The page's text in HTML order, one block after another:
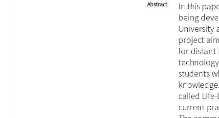
Abstract
In this
being
University
project
for distant
students
called
current